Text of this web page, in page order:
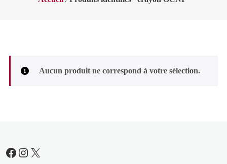
Aucun produit ne correspond à votre sélection.
Facebook
Instagram
X